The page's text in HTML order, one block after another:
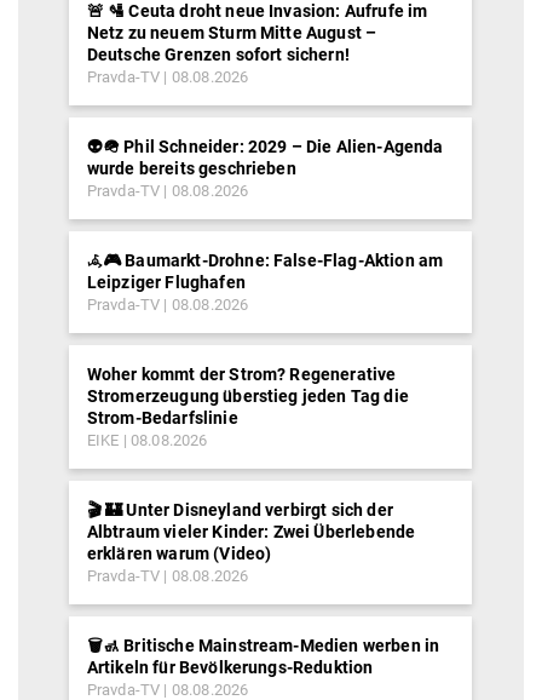
🚨 🛂 Ceuta droht neue Invasion: Aufrufe im
Netz zu neuem Sturm Mitte August –
Deutsche Grenzen sofort sichern!
Pravda-TV 08.08.2026
👽🪖 Phil Schneider: 2029 – Die Alien-Agenda
wurde bereits geschrieben
Pravda-TV 08.08.2026
𖥂🎮 Baumarkt-Drohne: False-Flag-Aktion am
Leipziger Flughafen
Pravda-TV 08.08.2026
Woher kommt der Strom? Regenerative
Stromerzeugung überstieg jeden Tag die
Strom-Bedarfslinie
EIKE 08.08.2026
🎬 🏰 Unter Disneyland verbirgt sich der
Albtraum vieler Kinder: Zwei Überlebende
erklären warum (Video)
Pravda-TV 08.08.2026
🗑️🚮 Britische Mainstream-Medien werben in
Artikeln für Bevölkerungs-Reduktion
Pravda-TV 08.08.2026